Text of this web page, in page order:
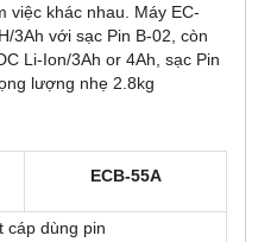
việc khác nhau. Máy EC-
3Ah với sạc Pin B-02, còn
Li-Ion/3Ah or 4Ah, sạc Pin
lượng nhẹ 2.8kg
ECB-55A
cáp dùng pin